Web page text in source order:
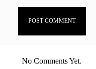
No Comments Yet.